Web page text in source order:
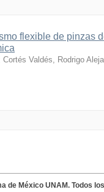
flexible de pinzas
Cortés Valdés, Rodrigo
de México UNAM. Todos